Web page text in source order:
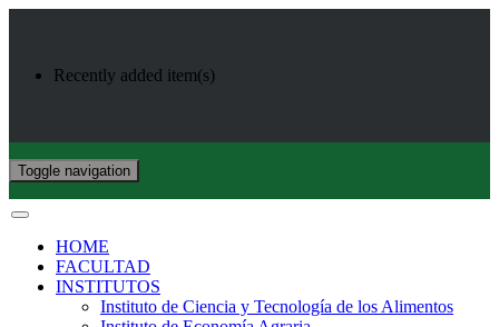
Recently added item(s)
Toggle navigation
HOME
FACULTAD
INSTITUTOS
Instituto de Ciencia y Tecnología de los Alimentos